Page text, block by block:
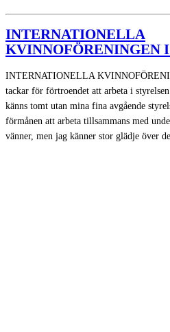
INTERNATIONELLA
KVINNOFÖRENINGEN
INTERNATIONELLA
tackar för förtroendet att arbeta i
känns tomt utan mina fina avgående
förmånen att arbeta tillsammans med
vänner, men jag känner stor glädje över